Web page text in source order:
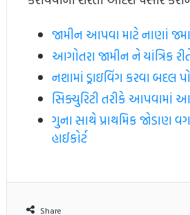
જામીન આપવા માટે નાણાં જમા
આગોતરા જામીન ને યાંત્રિક
નશામાં ડ્રાઇવિંગ કરવા બદલ
સિક્યુરિટી તરીકે આપવામાં
ગુના સાથે પ્રાથમિક જોડાણ
હાઈકોર્ટ
Share